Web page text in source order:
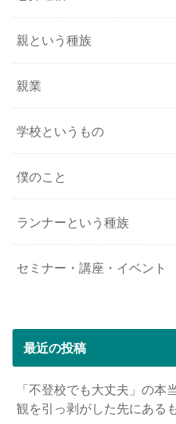
親という種族
親業
学校というもの
僕のこと
ランナーという種族
セミナー・講座・イベント
最近の投稿
「不登校でも大丈夫」の本
観を引っ剥がした先にある